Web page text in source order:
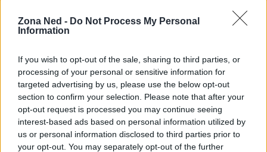
Zona Ned - Do Not Process My Personal
Information
If you wish to opt-out of the sale, sharing to third parties, or
processing of your personal or sensitive information for
targeted advertising by us, please use the below opt-out
section to confirm your selection. Please note that after your
opt-out request is processed you may continue seeing
interest-based ads based on personal information utilized by
us or personal information disclosed to third parties prior to
your opt-out. You may separately opt-out of the further
Andrea Conforti
casual e naturale, è un analista tattico che
trasforma dati e clip in racconti social. Ricorda
quando annotò la rimonta al box stampa dello
Stadio Olimpico Grande Torino: da
quell'appunto nacque la sua linea editoriale,
che propugna spiegazioni visive per il tifoso
critico. Dettaglio unico: una stagione
allenatore under15 al Chieri e ciclista urbano.